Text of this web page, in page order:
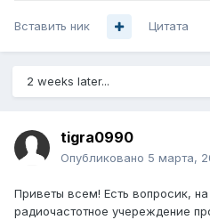
Вставить ник Цитата
2 weeks later...
tigra0990
Опубликовано 5 марта,
Приветы всем! Есть вопросик,
радиочастотное учереждение